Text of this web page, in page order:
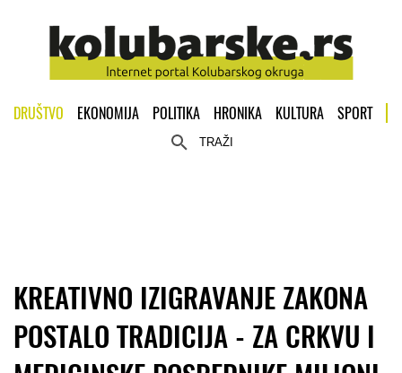
DRUŠTVO EKONOMIJA POLITIKA HRONIKA KULTURA SPORT
TRAŽI
KREATIVNO IZIGRAVANJE ZAKONA
POSTALO TRADICIJA - ZA CRKVU I